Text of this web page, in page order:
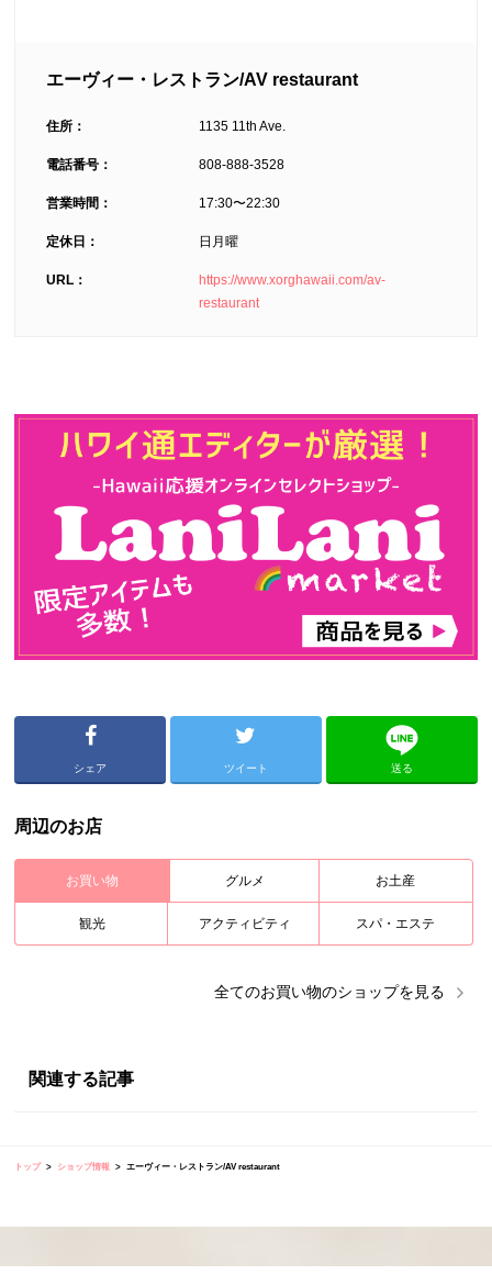
エーヴィー・レストラン/AV restaurant
住所： 1135 11th Ave.
電話番号： 808-888-3528
営業時間： 17:30〜22:30
定休日： 日月曜
URL：
https://www.xorghawaii.com/av-
restaurant
シェア ツイート 送る
周辺のお店
お買い物 グルメ お土産
観光 アクティビティ スパ・エステ
全てのお買い物のショップを見る
関連する記事
トップ ショップ情報 エーヴィー・レストラン/AV restaurant